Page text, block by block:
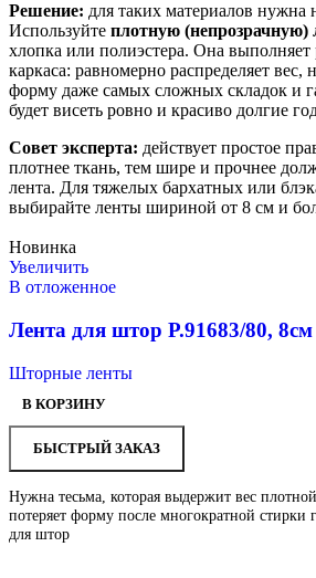
Решение: для таких материалов нужна
Используйте плотную (непрозрачную)
хлопка или полиэстера. Она выполняет
каркаса: равномерно распределяет вес,
форму даже самых сложных складок и
будет висеть ровно и красиво долгие
Совет эксперта: действует простое
плотнее ткань, тем шире и прочнее
лента. Для тяжелых бархатных или
выбирайте ленты шириной от 8 см и
Новинка
Увеличить
В отложенное
Лента для штор Р.91683/80, 8см
Шторные ленты
В КОРЗИНУ
БЫСТРЫЙ ЗАКАЗ
Нужна тесьма, которая выдержит вес
потеряет форму после многократной стирки
для штор